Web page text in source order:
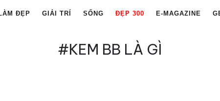
ĐẸP GIẢI TRÍ SỐNG ĐẸP 300 E-MAGAZINE
#KEM BB LÀ GÌ